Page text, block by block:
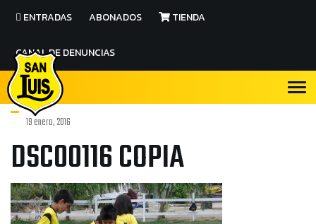
ENTRADAS ABONADOS TIENDA
CANAL DE DENUNCIAS
19 enero, 2016
DSC00116 COPIA